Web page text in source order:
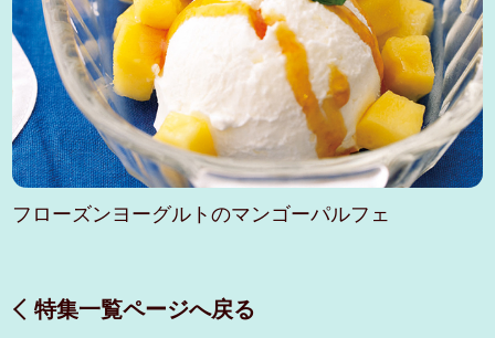
フローズンヨーグルトのマンゴーパルフェ
特集一覧ページへ戻る